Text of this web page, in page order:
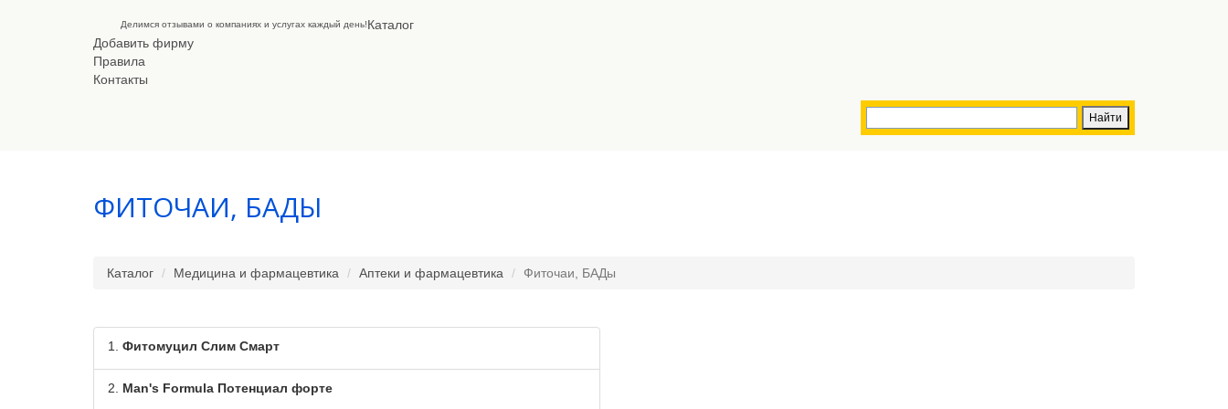
Делимся отзывами о компаниях и услугах каждый день!Каталог
Добавить фирму
Правила
Контакты
ФИТОЧАИ, БАДЫ
Каталог Медицина и фармацевтика Аптеки и фармацевтика Фиточаи, БАДы
1. Фитомуцил Слим Смарт
2. Man's Formula Потенциал форте